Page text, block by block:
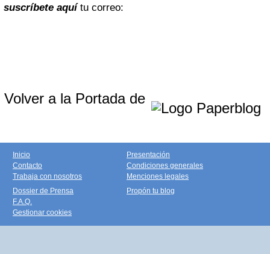
suscríbete aquí tu correo:
Volver a la Portada de
Inicio
Contacto
Trabaja con nosotros
Presentación
Condiciones generales
Menciones legales
Dossier de Prensa
F.A.Q.
Gestionar cookies
Propón tu blog